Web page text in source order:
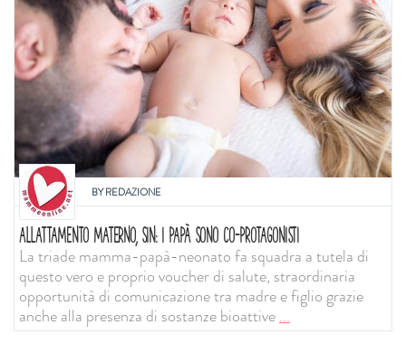
BYREDAZIONE
ALLATTAMENTO MATERNO, SIN: I PAPÀ SONO CO-PROTAGONISTI
La triade mamma-papà-neonato fa squadra a tutela di
questo vero e proprio voucher di salute, straordinaria
opportunità di comunicazione tra madre e figlio grazie
anche alla presenza di sostanze bioattive...